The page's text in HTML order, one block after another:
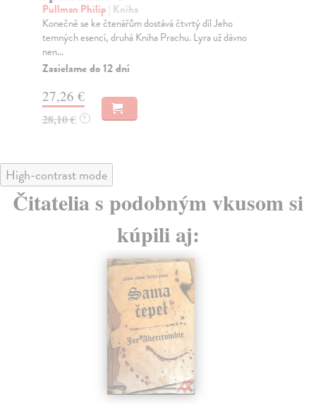
Pullman Philip | Kniha
Konečně se ke čtenářům dostává čtvrtý díl Jeho
temných esencí, druhá Kniha Prachu. Lyra už dávno
nen...
Zasielame do 12 dní
27,26 €
28,10 € ?
High-contrast mode
Čitatelia s podobným vkusom si
kúpili aj: